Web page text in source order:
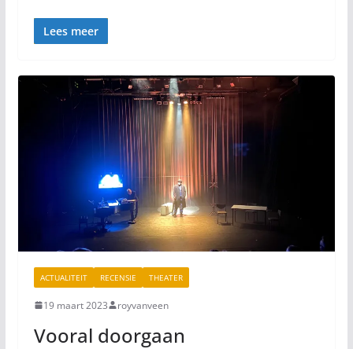
Lees meer
ACTUALITEIT RECENSIE THEATER
19 maart 2023 royvanveen
Vooral doorgaan